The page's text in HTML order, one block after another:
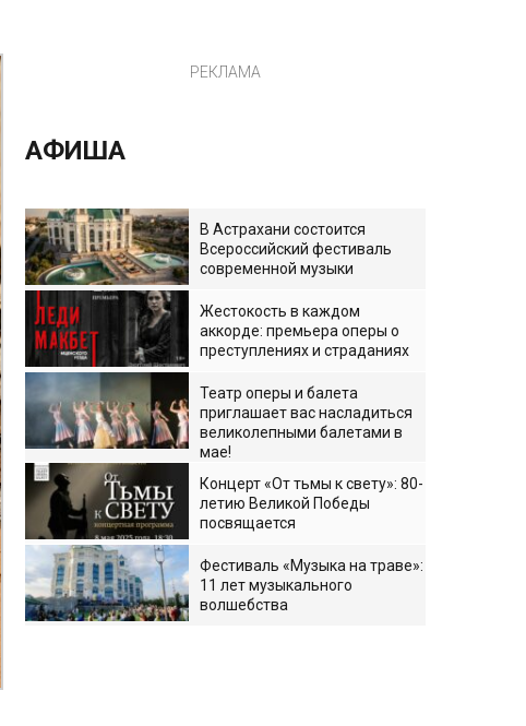
РЕКЛАМА
АФИША
В Астрахани состоится
Всероссийский фестиваль
современной музыки
Жестокость в каждом
аккорде: премьера оперы о
преступлениях и страданиях
Театр оперы и балета
приглашает вас насладиться
великолепными балетами в
мае!
Концерт «От тьмы к свету»: 80-
летию Великой Победы
посвящается
Фестиваль «Музыка на траве»:
11 лет музыкального
волшебства